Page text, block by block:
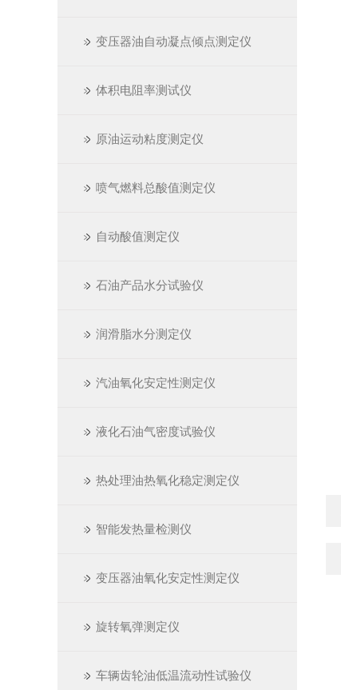
变压器油自动凝点倾点测定仪
体积电阻率测试仪
原油运动粘度测定仪
喷气燃料总酸值测定仪
自动酸值测定仪
石油产品水分试验仪
润滑脂水分测定仪
汽油氧化安定性测定仪
液化石油气密度试验仪
热处理油热氧化稳定测定仪
智能发热量检测仪
变压器油氧化安定性测定仪
旋转氧弹测定仪
车辆齿轮油低温流动性试验仪